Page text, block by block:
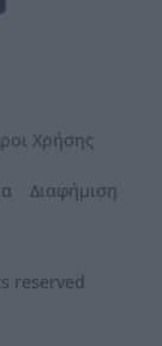
Χρήσης
Διαφήμιση
reserved